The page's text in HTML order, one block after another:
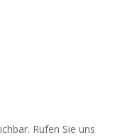
Rufen Sie uns